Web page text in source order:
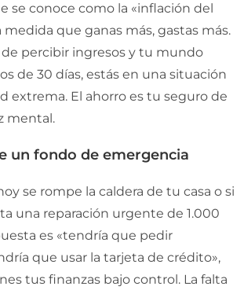
se conoce como la «inflación del
medida que ganas más, gastas más.
de percibir ingresos y tu mundo
de 30 días, estás en una situación
extrema. El ahorro es tu seguro de
mental.
un fondo de emergencia
se rompe la caldera de tu casa o si
una reparación urgente de 1.000
es «tendría que pedir
que usar la tarjeta de crédito»,
tus finanzas bajo control. La falta